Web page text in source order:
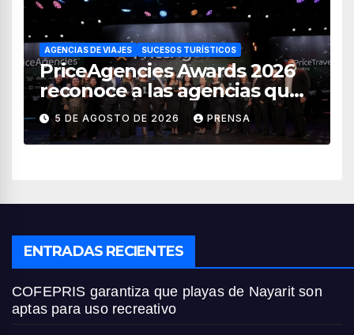
AGENCIAS DE VIAJES SUCESOS TURÍSTICOS
PriceAgencies Awards 2026
reconoce a las agencias que
impulsan el crecimiento del
turismo en México
5 DE AGOSTO DE 2026 PRENSA
ENTRADAS RECIENTES
COFEPRIS garantiza que playas de Nayarit son
aptas para uso recreativo